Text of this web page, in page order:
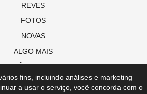
REVES
FOTOS
NOVAS
ALGO MAIS
EDIÇÕES ON-LINE
2021 Revista Revestrés
fins, incluindo análises e marketing
a usar o serviço, você concorda com o